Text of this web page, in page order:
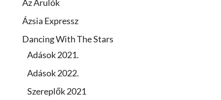
Az Árulók
Ázsia Expressz
Dancing With The Stars
Adások 2021.
Adások 2022.
Szereplők 2021